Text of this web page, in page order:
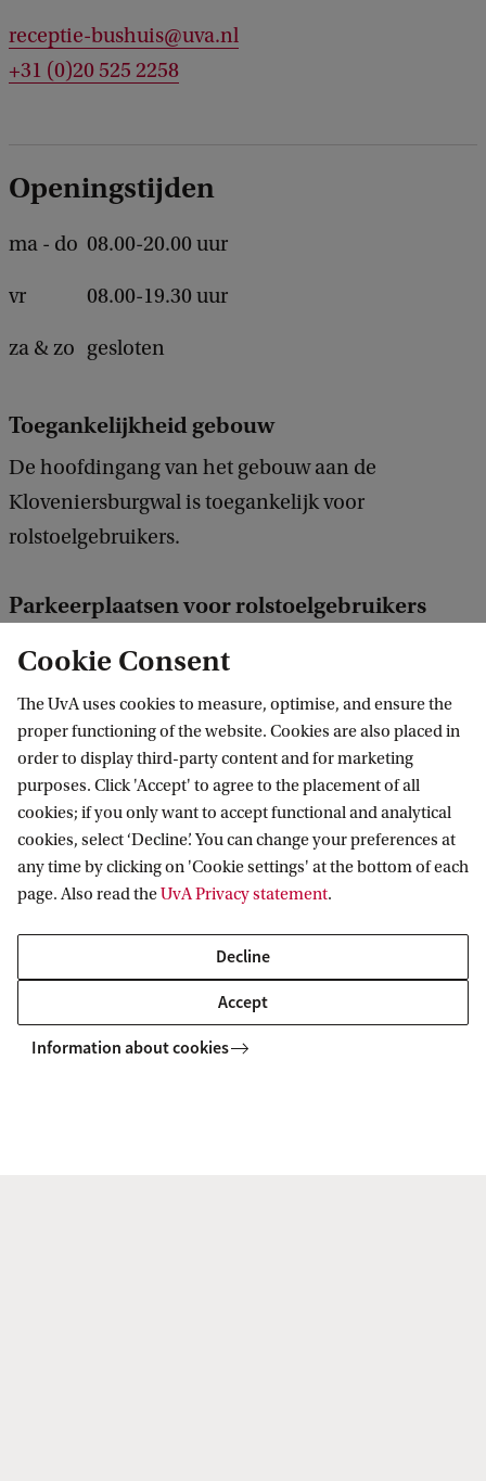
receptie-bushuis@uva.nl
+31 (0)20 525 2258
Openingstijden
ma - do 08.00-20.00 uur
vr 08.00-19.30 uur
za & zo gesloten
Toegankelijkheid gebouw
De hoofdingang van het gebouw aan de
Kloveniersburgwal is toegankelijk voor
rolstoelgebruikers.
Parkeerplaatsen voor rolstoelgebruikers
Binnen de gemeente Amsterdam geldt dat je de
mindervalide bezoekers kunt aanvragen als je in
het bezit bent van een Europese
gehandicaptenparkeerkaart. Daarmee kun je gratis
parkeren op alle parkeerplaatsen waar betaald
parkeren geldt.
Cookie Consent
The UvA uses cookies to measure, optimise, and ensure the
proper functioning of the website. Cookies are also placed in
order to display third-party content and for marketing
purposes. Click 'Accept' to agree to the placement of all
cookies; if you only want to accept functional and analytical
cookies, select ‘Decline’. You can change your preferences at
any time by clicking on 'Cookie settings' at the bottom of each
page. Also read theUvA Privacy statement.
Decline
Accept
Information about cookies